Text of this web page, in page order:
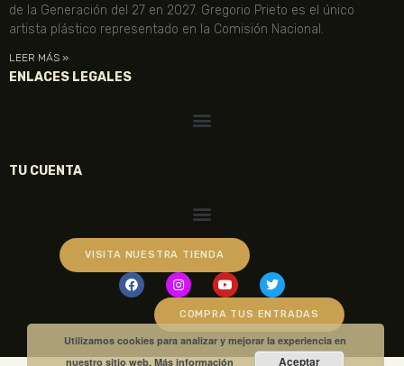
de la Generación del 27 en 2027. Gregorio Prieto es el único
artista plástico representado en la Comisión Nacional.
LEER MÁS »
ENLACES LEGALES
TU CUENTA
VISITA NUESTRA TIENDA
COMPRA TUS ENTRADAS
Utilizamos cookies para analizar y mejorar la experiencia en
nuestro sitio web.Más información Aceptar